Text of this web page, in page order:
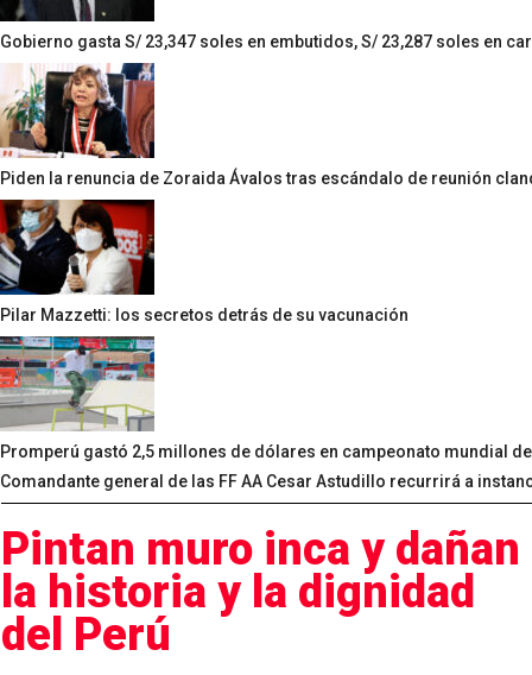
Gobierno gasta S/ 23,347 soles en embutidos, S/ 23,287 soles en
Piden la renuncia de Zoraida Ávalos tras escándalo de reunión
Pilar Mazzetti: los secretos detrás de su vacunación
Promperú gastó 2,5 millones de dólares en campeonato mundial
Comandante general de las FF AA Cesar Astudillo recurrirá a
Pintan muro inca y dañan
la historia y la dignidad
del Perú